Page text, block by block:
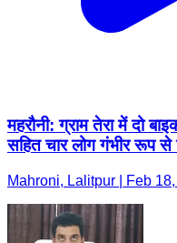
महरौनी: ग्राम तेरा में दो
सहित चार लोग गंभीर रूप से
Mahroni, Lalitpur | Feb